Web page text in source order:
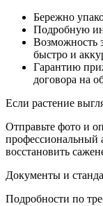
Бережно
Подробную
Возможность
быстро и
Гарантию
договора на
Если растение
Отправьте фото и
профессиональный
восстановить
Документы и
Подробности по